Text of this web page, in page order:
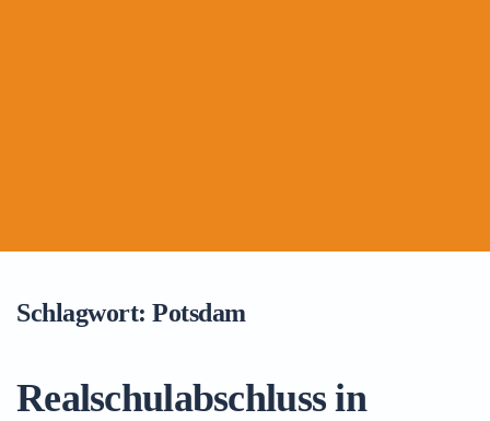
Schlagwort:Potsdam
Realschulabschluss in